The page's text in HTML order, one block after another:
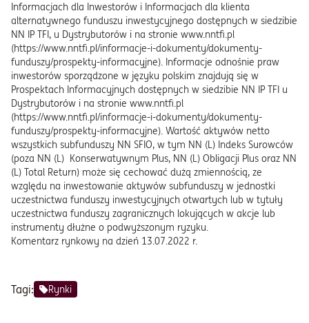
Informacjach dla Inwestorów i Informacjach dla klienta
alternatywnego funduszu inwestycyjnego dostępnych w siedzibie
NN IP TFI, u Dystrybutorów i na stronie www.nntfi.pl
(https://www.nntfi.pl/informacje-i-dokumenty/dokumenty-
funduszy/prospekty-informacyjne). Informacje odnośnie praw
inwestorów sporządzone w języku polskim znajdują się w
Prospektach Informacyjnych dostępnych w siedzibie NN IP TFI u
Dystrybutorów i na stronie www.nntfi.pl
(https://www.nntfi.pl/informacje-i-dokumenty/dokumenty-
funduszy/prospekty-informacyjne). Wartość aktywów netto
wszystkich subfunduszy NN SFIO, w tym NN (L) Indeks Surowców
(poza NN (L) Konserwatywnym Plus, NN (L) Obligacji Plus oraz NN
(L) Total Return) może się cechować dużą zmiennością, ze
względu na inwestowanie aktywów subfunduszy w jednostki
uczestnictwa funduszy inwestycyjnych otwartych lub w tytuły
uczestnictwa funduszy zagranicznych lokujących w akcje lub
instrumenty dłużne o podwyższonym ryzyku.
Komentarz rynkowy na dzień 13.07.2022 r.
Tagi: Rynki